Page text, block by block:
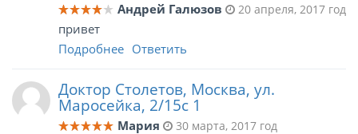
Андрей Галюзов 20 апреля, 2017 год
привет
Подробнее Ответить
Доктор Столетов, Москва, ул.
Маросейка, 2/15с 1
Мария 30 марта, 2017 год